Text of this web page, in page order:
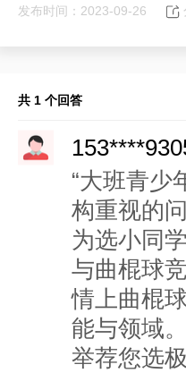
发布时间：2023-09-26
共 1 个回答
“大班青少
构重视的
为选小同
与曲棍球
情上曲棍
能与领域
举荐您选